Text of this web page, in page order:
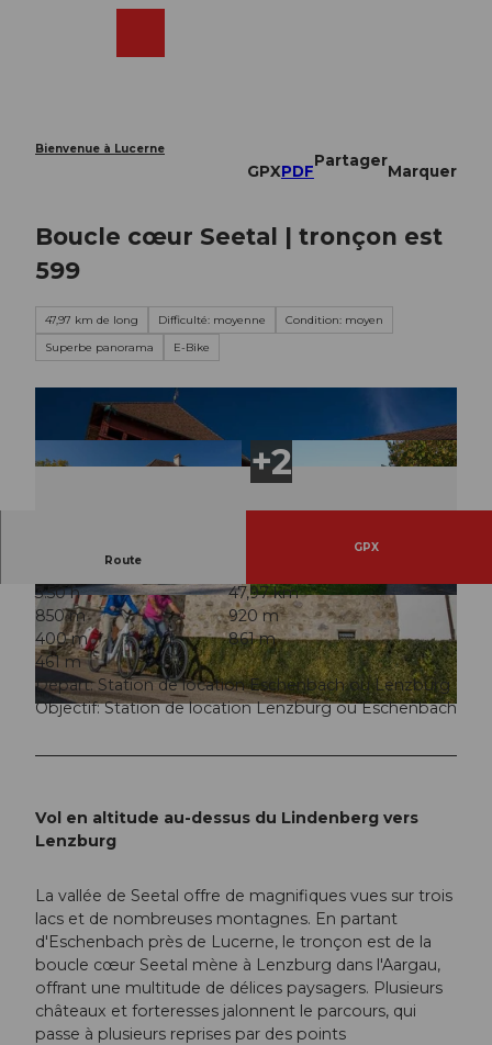
Bienvenue à Lucerne
GPXPDF
Partager
Marquer
Boucle cœur Seetal | tronçon est
599
47,97 km de long Difficulté: moyenne
Condition: moyen
Superbe panorama
E-Bike
© Christof Sonderegger, Erlebnismacher AG - #wirsindofflinehelden
© Christof Sonderegger, Erlebnismacher AG - #
wirsindofflinehelden
© Christof Sonderegger, Erlebnismacher AG - #
wirsindofflinehelden
Route
GPX
3:50 h
47,97 km
850 m
920 m
400 m
861 m
461 m
Départ: Station de location Eschenbach ou Lenzburg
Objectif: Station de location Lenzburg ou Eschenbach
Vol en altitude au-dessus du Lindenberg vers
Lenzburg
La vallée de Seetal offre de magnifiques vues sur trois
lacs et de nombreuses montagnes. En partant
d'Eschenbach près de Lucerne, le tronçon est de la
boucle cœur Seetal mène à Lenzburg dans l'Aargau,
offrant une multitude de délices paysagers. Plusieurs
châteaux et forteresses jalonnent le parcours, qui
passe à plusieurs reprises par des points